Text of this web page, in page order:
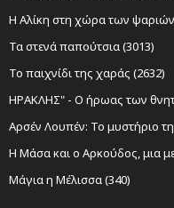
Η Αλίκη στη χώρα των
Τα στενά παπούτσια (3013)
Το παιχνίδι της χαράς (2632)
ΗΡΑΚΛΗΣ" - Ο ήρωας των
Αρσέν Λουπέν: Το μυστήριο
Η Μάσα και ο Αρκούδος, μια
Μάγια η Μέλισσα (340)